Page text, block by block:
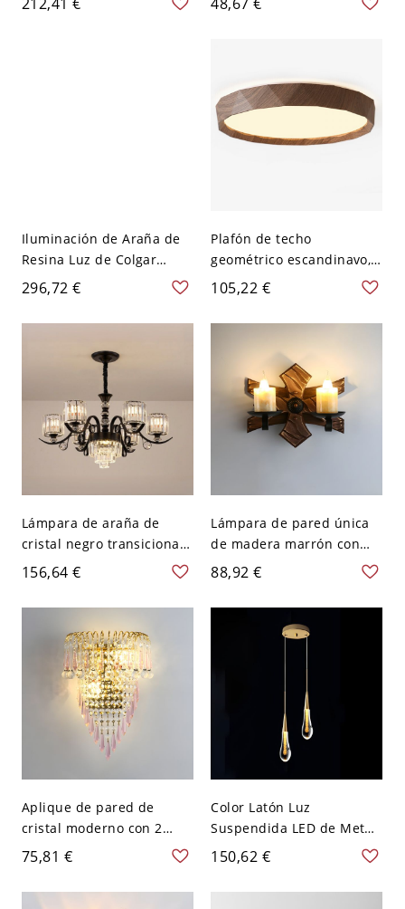
transparente, estilo
montaje en pared - 110 A
Iluminación de Araña de
Resina Luz de Colgar
Tradicional de Candelas
para Salón - 110 A 120 V
Blanco 9+3
296,72 €
Plafón de techo
geométrico escandinavo,
luminaria metálica
imitación madera con
pantalla acrílica - 110 A
105,22 €
Lámpara de araña de
cristal negro transicional,
lujosa luminaria de techo
escalonada - 110 A 120 V
7
156,64 €
Lámpara de pared única
de madera marrón con
montaje empotrado estilo
granja y 1/2 luz -
Geométría 110 A 120 V
88,92 €
Aplique de pared de
cristal moderno con 2
luces y sombra única -
110 A 120 V Rosa
75,81 €
Color Latón Luz
Suspendida LED de Metal
Iluminación Colgante
Simple con Sombra de
Cristal de Lágrima - 110 A
150,62 €